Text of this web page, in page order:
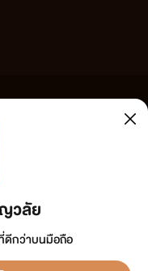
วลัย
ดีกว่าบนมือถือ
งสิ้น ดังนั้นผู้อ่านทุกท่านโปรดใช้
ใดๆ ที่ขัดต่อกฎหมายและศีลธรรม
ารในทันที ทั้งนี้ ทางเว็บไซต์ขอสงวน